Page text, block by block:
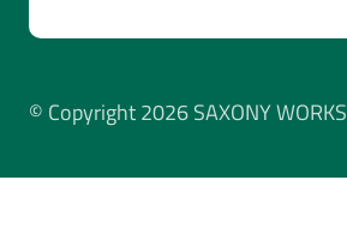
© Copyright 2026 SAXONY WORKS